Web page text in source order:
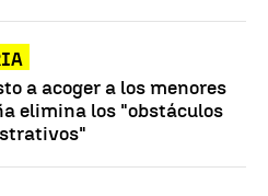
a acoger a los menores
elimina los "obstáculos